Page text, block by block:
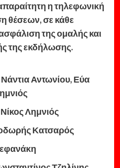
η τηλεφωνική
θέσεων, σε κάθε
της ομαλής και
της εκδήλωσης.
Αντωνίου, Εύα
Νίκος Λημνιός
Κατσαρός